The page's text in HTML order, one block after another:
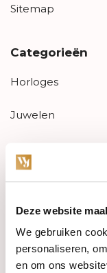
Deze website
We gebruiken
personaliseren,
en om ons
Sitemap
Categorieën
Horloges
Juwelen
PRE-OWNED
Luxe Accessoires
Informatie